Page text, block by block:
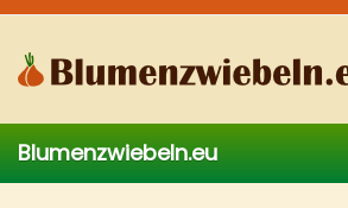
Skip
main
content
Blumenzwiebeln.eu